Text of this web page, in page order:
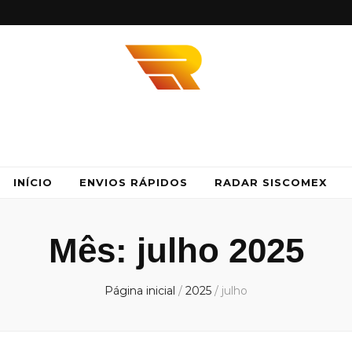
INÍCIO ENVIOS RÁPIDOS RADAR SISCOMEX
Mês: julho 2025
Página inicial / 2025 / julho